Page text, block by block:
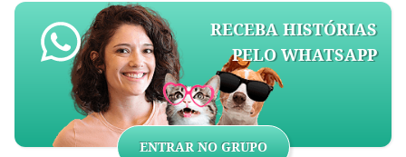
RECEBA HISTÓRIAS
PELO WHATSAPP
ENTRAR NO GRUPO